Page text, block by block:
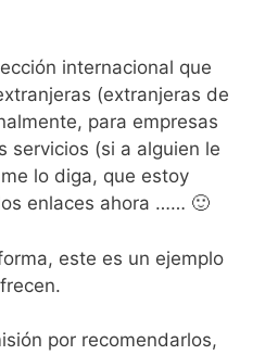
internacional que
(extranjeras de
para empresas
servicios (si a alguien le
lo diga, que estoy
enlaces ahora …… 🙂
este es un ejemplo
por recomendarlos,